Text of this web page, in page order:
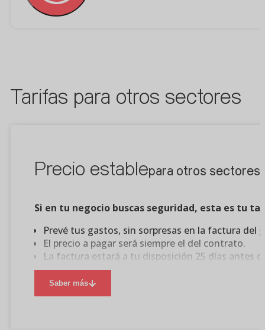
Tarifas para otros sectores
Precio establepara otros sectores
Si en tu negocio buscas seguridad, esta es tu
Prevé tus gastos, sin sorpresas en la factura del
El precio a pagar será siempre el del contrato.
La factura estará a tu disposición 25 días antes
Asegura un precio conocido durante toda la
Saber más